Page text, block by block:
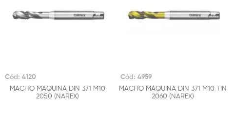
Cód: 4120
MACHO MÁQUINA DIN 371 M10
2050 (NAREX)
Cód: 4959
MACHO MÁQUINA DIN 371 M10 TIN
2060 (NAREX)